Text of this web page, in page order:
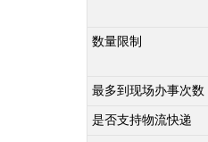
数量限制
最多到现场办事次数
是否支持物流快递